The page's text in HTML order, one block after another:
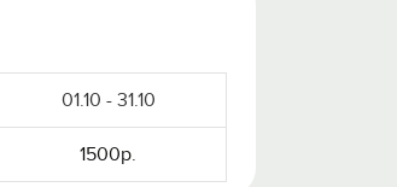
01.10 - 31.10
1500р.